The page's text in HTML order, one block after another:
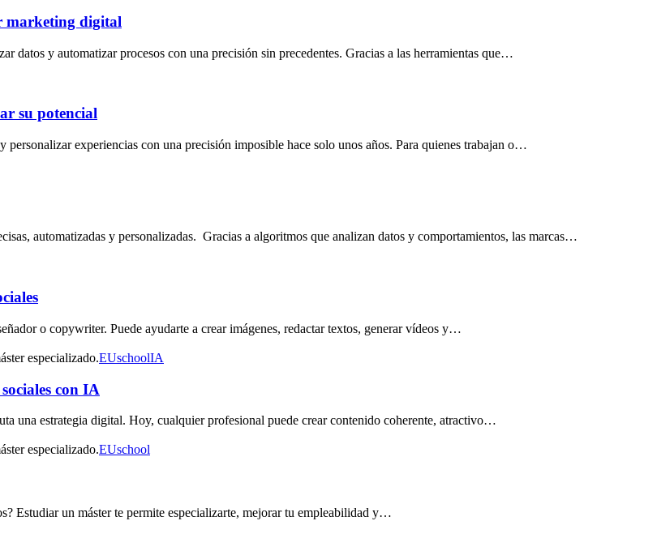
marketing digital
datos y automatizar procesos con una precisión sin precedentes. Gracias a las herramientas que…
su potencial
experiencias con una precisión imposible hace solo unos años. Para quienes trabajan o…
automatizadas y personalizadas. Gracias a algoritmos que analizan datos y comportamientos, las marcas…
o copywriter. Puede ayudarte a crear imágenes, redactar textos, generar vídeos y…
EUschoolIA
con IA
una estrategia digital. Hoy, cualquier profesional puede crear contenido coherente, atractivo…
EUschool
Estudiar un máster te permite especializarte, mejorar tu empleabilidad y…